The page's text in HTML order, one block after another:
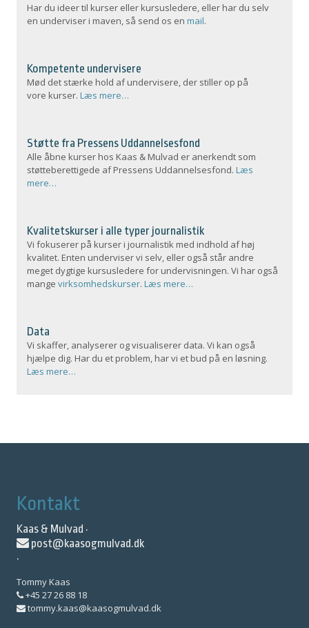
Har du ideer til kurser eller kursusledere, eller har du selv
en underviser i maven, så send os enmail.
Kompetente undervisere
Mød det stærke hold af undervisere, der stiller op på
vore kurser.Læs mere…
Støtte fra Pressens Uddannelsesfond
Alle åbne kurser hos Kaas & Mulvad er anerkendt som
støtteberettigede af Pressens Uddannelsesfond.Læs
mere…
Kvalitetskurser i alle typer journalistik
Vi fokuserer på kurser i journalistik med indhold af høj
kvalitet. Enten underviser vi selv, eller også står andre
meget dygtige kursusledere for undervisningen. Vi har også
mangevirksomhedskurser.Læs mere…
Data
Vi skaffer, analyserer og visualiserer data. Vi kan også
hjælpe dig. Har du et problem, har vi et bud på en løsning.
Læs mere…
Kontakt
Kaas & Mulvad ·
post@kaasogmulvad.dk
·
Tommy Kaas
+45 27 26 88 18
tommy.kaas@kaasogmulvad.dk